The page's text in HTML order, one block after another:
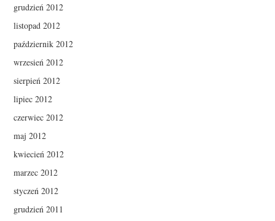
grudzień 2012
listopad 2012
październik 2012
wrzesień 2012
sierpień 2012
lipiec 2012
czerwiec 2012
maj 2012
kwiecień 2012
marzec 2012
styczeń 2012
grudzień 2011